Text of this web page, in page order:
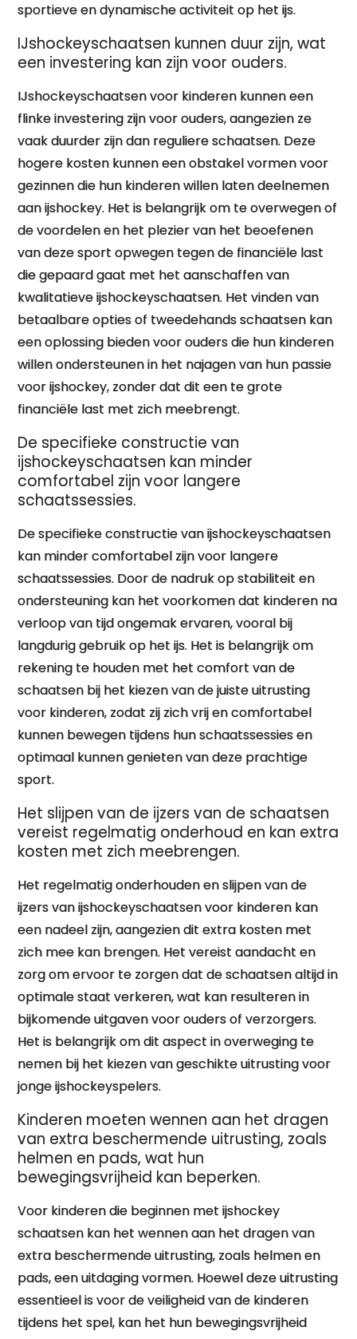
sportieve en dynamische activiteit op het ijs.
IJshockeyschaatsen kunnen duur zijn, wat
een investering kan zijn voor ouders.
IJshockeyschaatsen voor kinderen kunnen een
flinke investering zijn voor ouders, aangezien ze
vaak duurder zijn dan reguliere schaatsen. Deze
hogere kosten kunnen een obstakel vormen voor
gezinnen die hun kinderen willen laten deelnemen
aan ijshockey. Het is belangrijk om te overwegen of
de voordelen en het plezier van het beoefenen
van deze sport opwegen tegen de financiële last
die gepaard gaat met het aanschaffen van
kwalitatieve ijshockeyschaatsen. Het vinden van
betaalbare opties of tweedehands schaatsen kan
een oplossing bieden voor ouders die hun kinderen
willen ondersteunen in het najagen van hun passie
voor ijshockey, zonder dat dit een te grote
financiële last met zich meebrengt.
De specifieke constructie van
ijshockeyschaatsen kan minder
comfortabel zijn voor langere
schaatssessies.
De specifieke constructie van ijshockeyschaatsen
kan minder comfortabel zijn voor langere
schaatssessies. Door de nadruk op stabiliteit en
ondersteuning kan het voorkomen dat kinderen na
verloop van tijd ongemak ervaren, vooral bij
langdurig gebruik op het ijs. Het is belangrijk om
rekening te houden met het comfort van de
schaatsen bij het kiezen van de juiste uitrusting
voor kinderen, zodat zij zich vrij en comfortabel
kunnen bewegen tijdens hun schaatssessies en
optimaal kunnen genieten van deze prachtige
sport.
Het slijpen van de ijzers van de schaatsen
vereist regelmatig onderhoud en kan extra
kosten met zich meebrengen.
Het regelmatig onderhouden en slijpen van de
ijzers van ijshockeyschaatsen voor kinderen kan
een nadeel zijn, aangezien dit extra kosten met
zich mee kan brengen. Het vereist aandacht en
zorg om ervoor te zorgen dat de schaatsen altijd in
optimale staat verkeren, wat kan resulteren in
bijkomende uitgaven voor ouders of verzorgers.
Het is belangrijk om dit aspect in overweging te
nemen bij het kiezen van geschikte uitrusting voor
jonge ijshockeyspelers.
Kinderen moeten wennen aan het dragen
van extra beschermende uitrusting, zoals
helmen en pads, wat hun
bewegingsvrijheid kan beperken.
Voor kinderen die beginnen met ijshockey
schaatsen kan het wennen aan het dragen van
extra beschermende uitrusting, zoals helmen en
pads, een uitdaging vormen. Hoewel deze uitrusting
essentieel is voor de veiligheid van de kinderen
tijdens het spel, kan het hun bewegingsvrijheid